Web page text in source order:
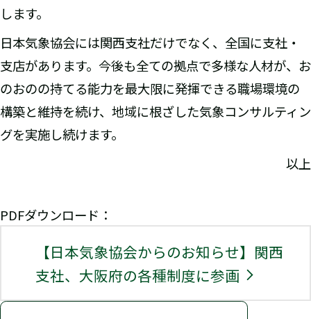
します。
日本気象協会には関西支社だけでなく、全国に支社・
支店があります。今後も全ての拠点で多様な人材が、お
のおのの持てる能力を最大限に発揮できる職場環境の
構築と維持を続け、地域に根ざした気象コンサルティン
グを実施し続けます。
以上
PDFダウンロード：
【日本気象協会からのお知らせ】関西
支社、大阪府の各種制度に参画